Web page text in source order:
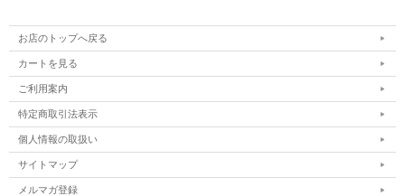
お店のトップへ戻る
カートを見る
ご利用案内
特定商取引法表示
個人情報の取扱い
サイトマップ
メルマガ登録